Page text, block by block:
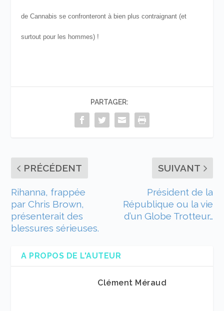
de Cannabis se confronteront à bien plus contraignant (et
surtout pour les hommes) !
PARTAGER:
PRÉCÉDENT
Rihanna, frappée
par Chris Brown,
présenterait des
blessures sérieuses.
SUIVANT
Président de la
République ou la vie
d’un Globe Trotteur…
A PROPOS DE L'AUTEUR
Clément Méraud